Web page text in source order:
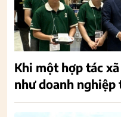
Khi một hợp tác
như doanh nghiệp